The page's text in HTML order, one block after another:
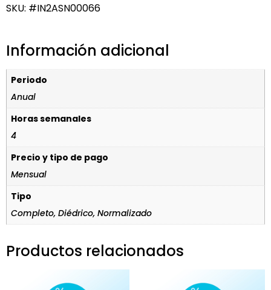
SKU: #IN2ASN00066
Información adicional
Periodo
Anual
Horas semanales
4
Precio y tipo de pago
Mensual
Tipo
Completo, Diédrico, Normalizado
Productos relacionados